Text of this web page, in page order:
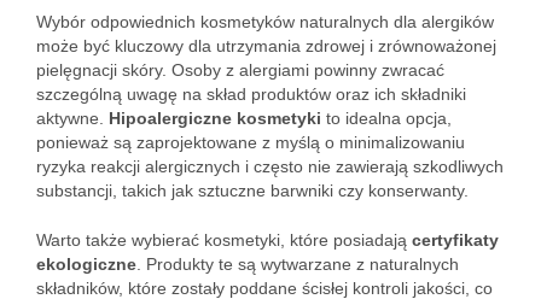
Wybór odpowiednich kosmetyków naturalnych dla alergików
może być kluczowy dla utrzymania zdrowej i zrównoważonej
pielęgnacji skóry. Osoby z alergiami powinny zwracać
szczególną uwagę na skład produktów oraz ich składniki
aktywne. Hipoalergiczne kosmetyki to idealna opcja,
ponieważ są zaprojektowane z myślą o minimalizowaniu
ryzyka reakcji alergicznych i często nie zawierają szkodliwych
substancji, takich jak sztuczne barwniki czy konserwanty.
Warto także wybierać kosmetyki, które posiadają certyfikaty
ekologiczne . Produkty te są wytwarzane z naturalnych
składników, które zostały poddane ścisłej kontroli jakości, co